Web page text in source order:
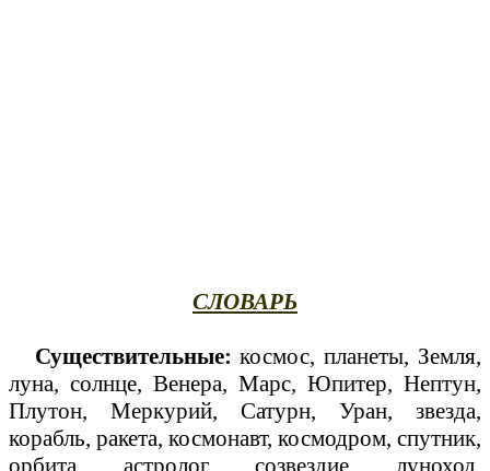
СЛОВАРЬ
Существительные: космос, планеты, Земля,
луна, солнце, Венера, Марс, Юпитер, Нептун,
Плутон, Меркурий, Сатурн, Уран, звезда,
корабль, ракета, космонавт, космодром, спутник,
орбита, астролог, созвездие, луноход,